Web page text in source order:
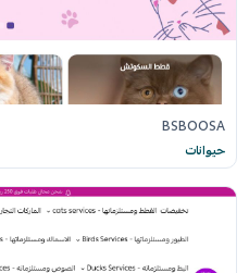
BSBOOSA
حيوانات